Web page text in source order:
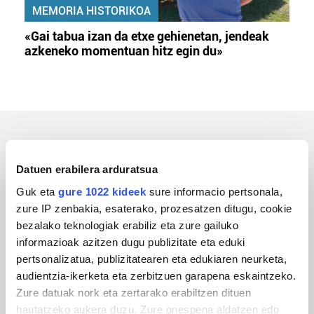
Datuen erabilera arduratsua
Guk eta gure 1022 kideek sure informacio pertsonala,
zure IP zenbakia, esaterako, prozesatzen ditugu, cookie
bezalako teknologiak erabiliz eta zure gailuko
informazioak azitzen dugu publizitate eta eduki
pertsonalizatua, publizitatearen eta edukiaren neurketa,
audientzia-ikerketa eta zerbitzuen garapena eskaintzeko.
Zure datuak nork eta zertarako erabiltzen dituen
hautatzeko aukera duzu. Zure onespena aldatzen edo
MEMORIA HISTORIKOA
«Gai tabua izan da etxe gehienetan, jendeak
azkeneko momentuan hitz egin du»